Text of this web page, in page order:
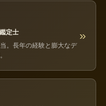
定士
。長年の経験と膨大なデ
»